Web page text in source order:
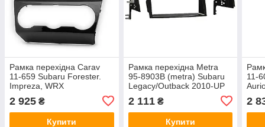
Рамка перехідна Carav
11-659 Subaru Forester.
Impreza, WRX
2 925 ₴
Купити
Рамка перехідна Metra
95-8903B (metra) Subaru
Legacy/Outback 2010-UP
2 111₴
Купити
11-
2